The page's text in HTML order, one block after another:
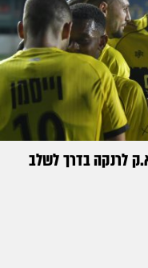
לרנקה בדרך לשלב